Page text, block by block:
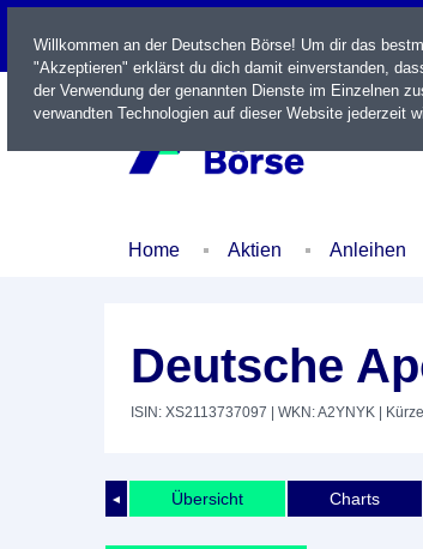
LIVE
Home Aktien Anleihen
Deutsche
ISIN: XS2113737097 | WKN: A2YNYK |
◄ Übersicht Charts
Willkommen an der Deutschen Börse! Um dir das
"Akzeptieren" erklärst du dich damit einverstanden,
der Verwendung der genannten Dienste im Einzelnen
verwandten Technologien auf dieser Website jederzeit